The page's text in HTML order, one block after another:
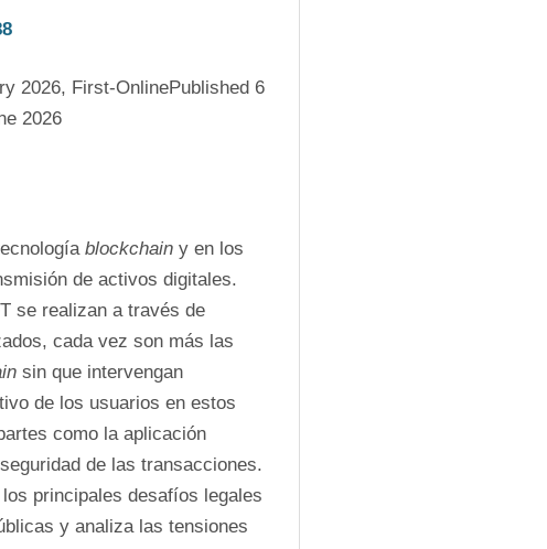
2026, First-OnlinePublished 6
2026
blockchain
de activos digitales.
cada vez son más las
sin que intervengan
de los usuarios en estos
como la aplicación
de las transacciones.
principales desafíos legales
y analiza las tensiones